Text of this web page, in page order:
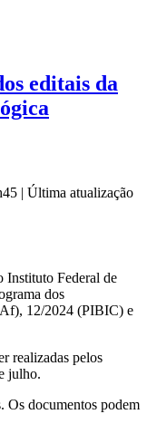
editais da
| Última atualização
Instituto Federal de
dos
12/2024 (PIBIC) e
realizadas pelos
julho.
Os documentos podem